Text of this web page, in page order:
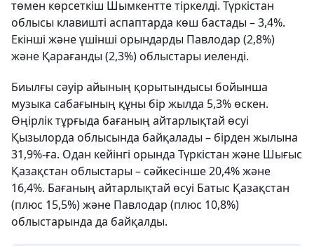
төмен көрсеткіш Шымкентте тіркелді. Түркістан
облысы клавишті аспаптарда көш бастады – 3,4%.
Екінші және үшінші орындарды Павлодар (2,8%)
және Қарағанды ​​(2,3%) облыстары иеленді.
Биылғы сәуір айының қорытындысы бойынша
музыка сабағының құны бір жылда 5,3% өскен.
Өңірлік тұрғыда бағаның айтарлықтай өсуі
Қызылорда облысында байқалады – бірден жылына
31,9%-ға. Одан кейінгі орында Түркістан және Шығыс
Қазақстан облыстары – сәйкесінше 20,4% және
16,4%. Бағаның айтарлықтай өсуі Батыс Қазақстан
(плюс 15,5%) және Павлодар (плюс 10,8%)
облыстарында да байқалды.